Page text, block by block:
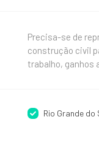
Precisa-se de
construção civil
trabalho, ganhos
Rio Grande do